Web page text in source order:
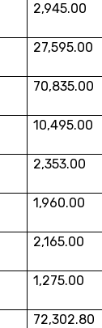
2,945.00
27,595.00
70,835.00
10,495.00
2,353.00
1,960.00
2,165.00
1,275.00
72,302.80